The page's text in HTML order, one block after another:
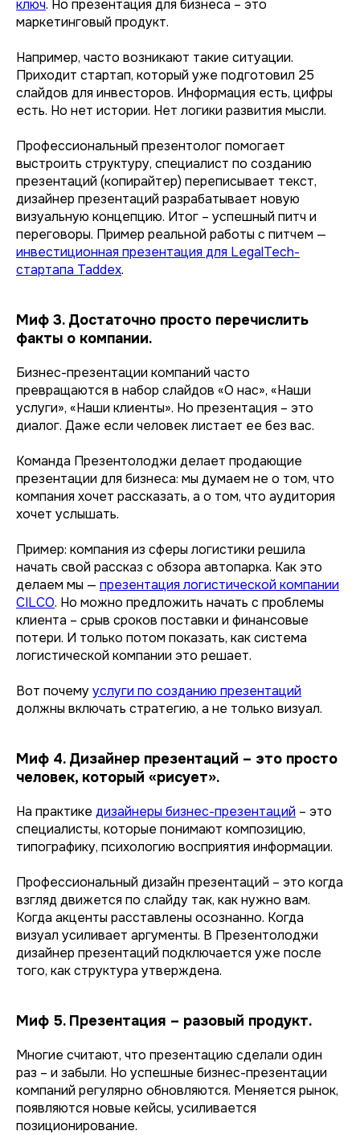
ключ. Но презентация для бизнеса – это
маркетинговый продукт.
Например, часто возникают такие ситуации.
Приходит стартап, который уже подготовил 25
слайдов для инвесторов. Информация есть, цифры
есть. Но нет истории. Нет логики развития мысли.
Профессиональный презентолог помогает
выстроить структуру, специалист по созданию
презентаций (копирайтер) переписывает текст,
дизайнер презентаций разрабатывает новую
визуальную концепцию. Итог – успешный питч и
переговоры. Пример реальной работы с питчем —
инвестиционная презентация для LegalTech-
стартапа Taddex.
Миф 3. Достаточно просто перечислить
факты о компании.
Бизнес-презентации компаний часто
превращаются в набор слайдов «О нас», «Наши
услуги», «Наши клиенты». Но презентация – это
диалог. Даже если человек листает ее без вас.
Команда Презентолоджи делает продающие
презентации для бизнеса: мы думаем не о том, что
компания хочет рассказать, а о том, что аудитория
хочет услышать.
Пример: компания из сферы логистики решила
начать свой рассказ с обзора автопарка. Как это
делаем мы — презентация логистической компании
CILCO. Но можно предложить начать с проблемы
клиента – срыв сроков поставки и финансовые
потери. И только потом показать, как система
логистической компании это решает.
Вот почему услуги по созданию презентаций
должны включать стратегию, а не только визуал.
Миф 4. Дизайнер презентаций – это просто
человек, который «рисует».
На практике дизайнеры бизнес-презентаций – это
специалисты, которые понимают композицию,
типографику, психологию восприятия информации.
Профессиональный дизайн презентаций – это когда
взгляд движется по слайду так, как нужно вам.
Когда акценты расставлены осознанно. Когда
визуал усиливает аргументы. В Презентолоджи
дизайнер презентаций подключается уже после
того, как структура утверждена.
Миф 5. Презентация – разовый продукт.
Многие считают, что презентацию сделали один
раз – и забыли. Но успешные бизнес-презентации
компаний регулярно обновляются. Меняется рынок,
появляются новые кейсы, усиливается
позиционирование.